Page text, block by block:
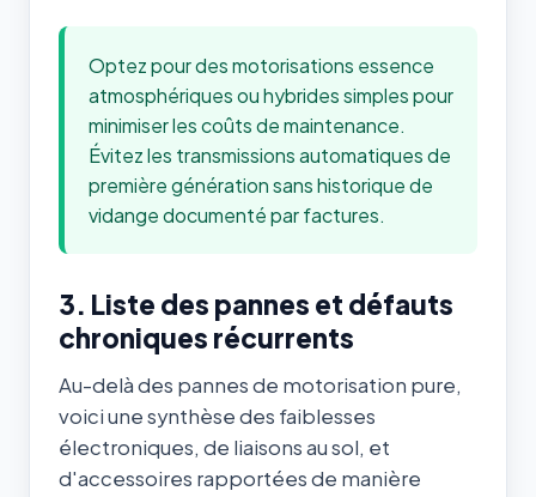
Optez pour des motorisations essence
atmosphériques ou hybrides simples pour
minimiser les coûts de maintenance.
Évitez les transmissions automatiques de
première génération sans historique de
vidange documenté par factures.
3. Liste des pannes et défauts
chroniques récurrents
Au-delà des pannes de motorisation pure,
voici une synthèse des faiblesses
électroniques, de liaisons au sol, et
d'accessoires rapportées de manière